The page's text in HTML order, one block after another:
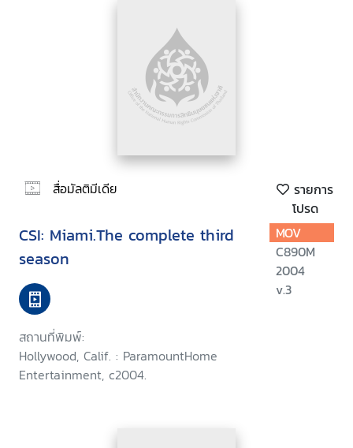
สื่อมัลติมีเดีย
รายการ
โปรด
CSI: Miami.The complete third
season
สถานที่พิมพ์:
Hollywood, Calif. : ParamountHome
Entertainment, c2004.
MOV
C890M
2004
v.3